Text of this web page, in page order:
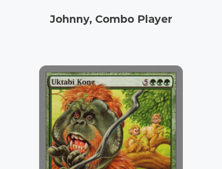
Johnny, Combo Player